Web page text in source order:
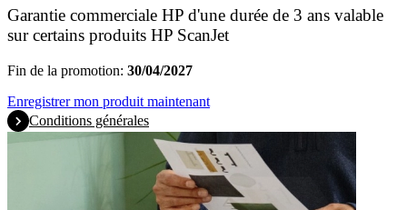
Garantie commerciale HP d'une durée de 3 ans valable
sur certains produits HP ScanJet
Fin de la promotion: 30/04/2027
Enregistrer mon produit maintenant
Conditions générales